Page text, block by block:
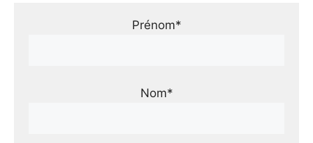
Prénom*
Nom*